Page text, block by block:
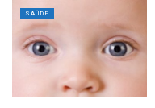
SAÚDE